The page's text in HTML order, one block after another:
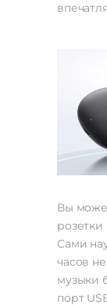
Вы
Сами
часов
музыки
порт